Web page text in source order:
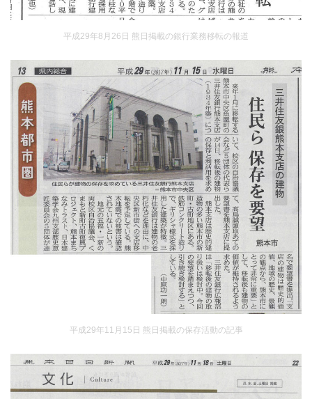
平成29年8月26日 熊日掲載の銀行業務移転の報道
平成29年11月15日 熊日掲載の保存活動の記事